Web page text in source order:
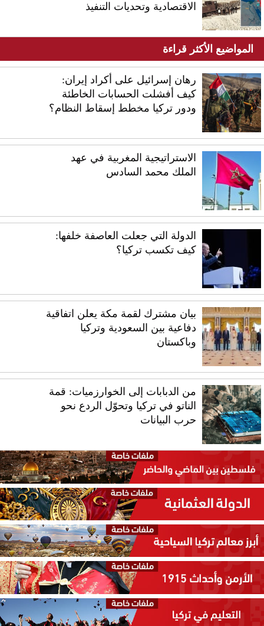
الاقتصادية وتحديات التنفيذ
المواضيع الأكثر قراءة
رهان إسرائيل على أكراد إيران:
كيف أفشلت الحسابات الخاطئة
ودور تركيا مخطط إسقاط النظام؟
الاستراتيجية المغربية في عهد
الملك محمد السادس
الدولة التي جعلت العاصفة خلفها:
كيف تكسب تركيا؟
بيان مشترك لقمة مكة يعلن اتفاقية
دفاعية بين السعودية وتركيا
وباكستان
من الدبابات إلى الخوارزميات: قمة
الناتو في تركيا وتحوّل الردع نحو
حرب البيانات